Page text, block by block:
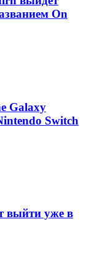
On
Galaxy
Switch
выйти уже в